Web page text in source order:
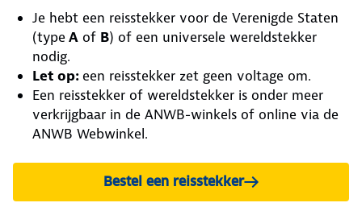
Je hebt een reisstekker voor de Verenigde Staten
(typeA of B) of een universele wereldstekker
nodig.
Let op: een reisstekker zet geen voltage om.
Een reisstekker of wereldstekker is onder meer
verkrijgbaar in de ANWB-winkels of online via de
ANWB Webwinkel.
Bestel een reisstekker